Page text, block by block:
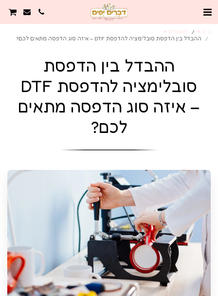
בית ♥️
מאמרים ♥️
ההבדל בין הדפסת סובלימציה להדפסת DTF – איזה סוג הדפסה מתאים לכם?
ההבדל בין הדפסת
סובלימציה להדפסת DTF
– איזה סוג הדפסה מתאים
לכם?